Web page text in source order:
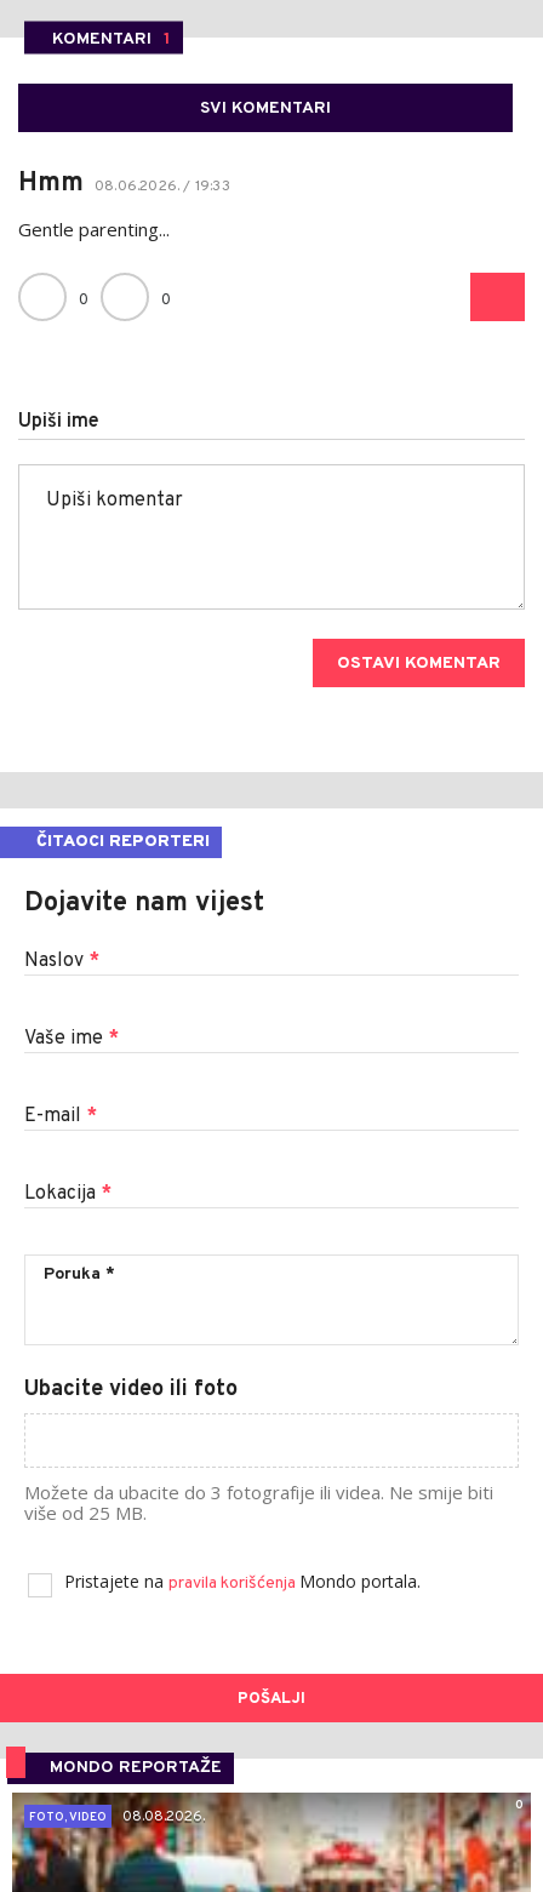
KOMENTARI 1
SVI KOMENTARI
Hmm 08.06.2026. / 19:33
Gentle parenting...
0 0
Upiši ime
OSTAVI KOMENTAR
ČITAOCI REPORTERI
Dojavite nam vijest
Naslov *
Vaše ime *
E-mail *
Lokacija *
Ubacite video ili foto
Možete da ubacite do 3 fotografije ili videa. Ne smije biti
više od 25 MB.
Pristajete na pravila korišćenja Mondo portala.
POŠALJI
MONDO REPORTAŽE
0
FOTO, VIDEO
08.08.2026.